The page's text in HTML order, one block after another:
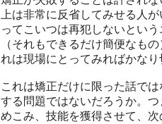
上は非常に反省してみせる人
ってこいつは再犯しないとい
（それもできるだけ簡便なも
れは現場にとってみればかな
これは矯正だけに限った話で
する問題ではないだろうか。
めこみ、技能を獲得させて、